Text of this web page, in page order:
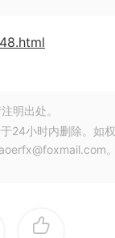
明出处。
24小时内删除。如
。